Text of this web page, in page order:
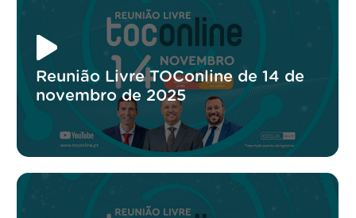
Reunião Livre TOConline de 14 de
novembro de 2025